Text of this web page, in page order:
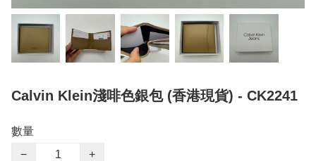
Calvin Klein淺啡色銀包 (香港現貨) - CK2241
數量
−
+